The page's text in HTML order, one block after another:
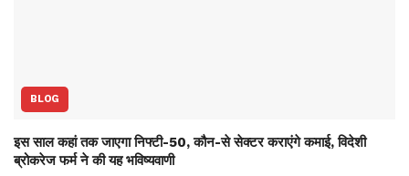
BLOG
इस साल कहां तक जाएगा निफ्टी-50, कौन-से सेक्‍टर कराएंगे कमाई, विदेशी
ब्रोकरेज फर्म ने की यह भविष्‍यवाणी